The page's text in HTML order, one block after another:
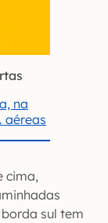
na
aéreas
cima,
sul tem